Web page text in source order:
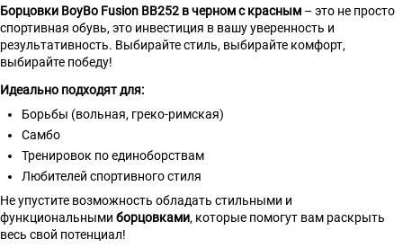
Борцовки BoyBo Fusion BB252 в черном с красным – это не просто
спортивная обувь, это инвестиция в вашу уверенность и
результативность. Выбирайте стиль, выбирайте комфорт,
выбирайте победу!
Идеально подходят для:
Борьбы (вольная, греко-римская)
Самбо
Тренировок по единоборствам
Любителей спортивного стиля
Не упустите возможность обладать стильными и
функциональными борцовками, которые помогут вам раскрыть
весь свой потенциал!